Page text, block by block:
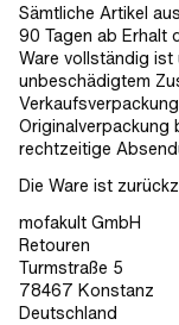
Sämtliche Artikel
90 Tagen ab Erhalt
Ware vollständig
unbeschädigtem
Originalverpackung
rechtzeitige
Die Ware ist
mofakult GmbH
Retouren
Turmstraße 5
78467 Konstanz
Deutschland